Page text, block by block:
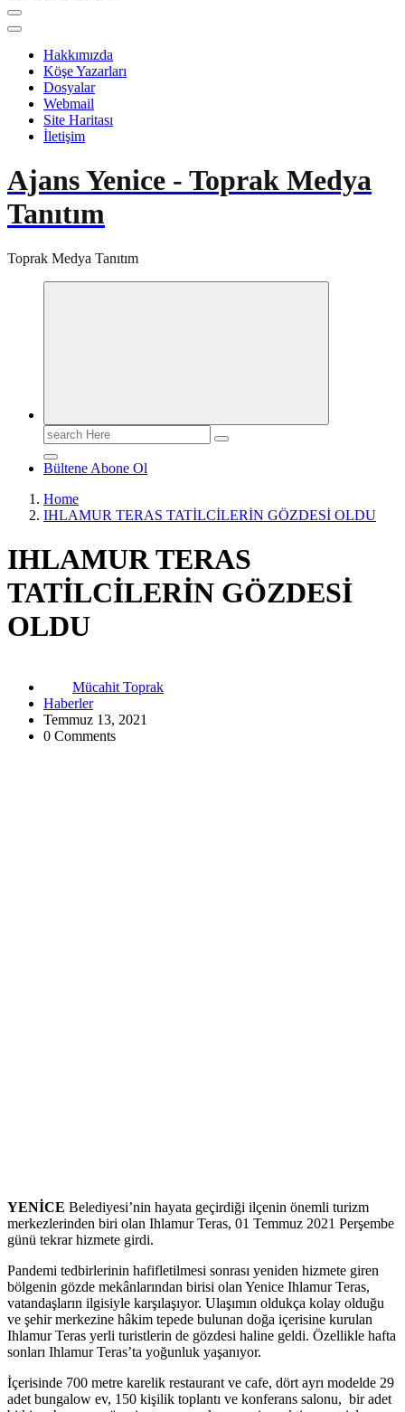
Hakkımızda
Köşe Yazarları
Dosyalar
Webmail
Site Haritası
İletişim
Ajans Yenice - Toprak Medya
Tanıtım
Toprak Medya Tanıtım
Search
for:
Bültene Abone Ol
Home
IHLAMUR TERAS TATİLCİLERİN GÖZDESİ OLDU
IHLAMUR TERAS
TATİLCİLERİN GÖZDESİ
OLDU
Mücahit Toprak
Haberler
Temmuz 13, 2021
0 Comments
YENİCE Belediyesi’nin hayata geçirdiği ilçenin önemli turizm
merkezlerinden biri olan Ihlamur Teras, 01 Temmuz 2021 Perşembe
günü tekrar hizmete girdi.
Pandemi tedbirlerinin hafifletilmesi sonrası yeniden hizmete giren
bölgenin gözde mekânlarından birisi olan Yenice Ihlamur Teras,
vatandaşların ilgisiyle karşılaşıyor. Ulaşımın oldukça kolay olduğu
ve şehir merkezine hâkim tepede bulunan doğa içerisine kurulan
Ihlamur Teras yerli turistlerin de gözdesi haline geldi. Özellikle hafta
sonları Ihlamur Teras’ta yoğunluk yaşanıyor.
İçerisinde 700 metre karelik restaurant ve cafe, dört ayrı modelde 29
adet bungalow ev, 150 kişilik toplantı ve konferans salonu, bir adet